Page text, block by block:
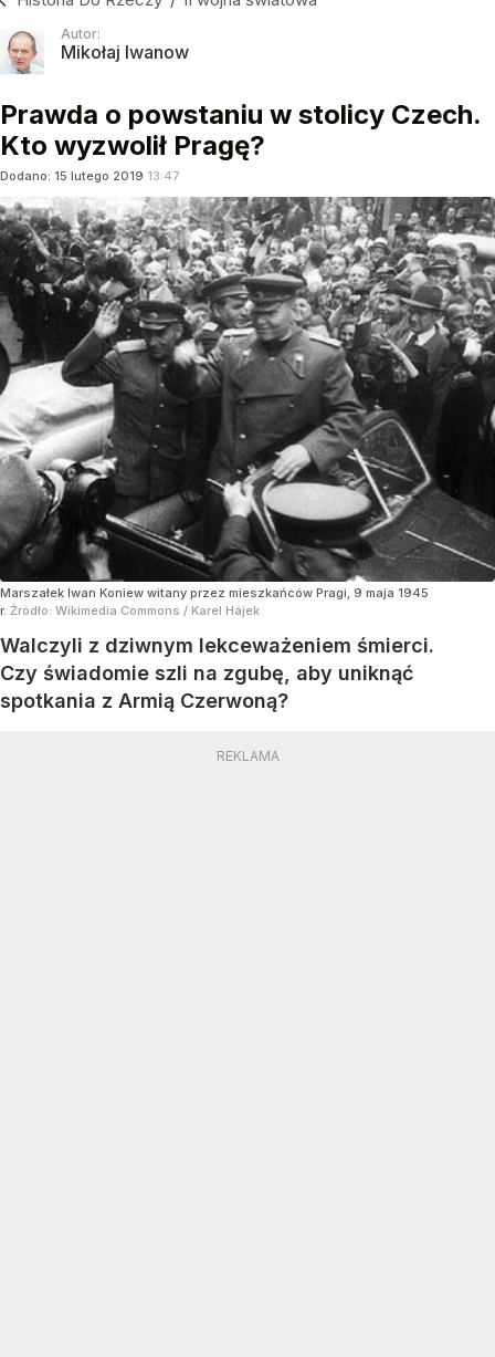
Autor:
Mikołaj Iwanow
Prawda o powstaniu w stolicy Czech.
Kto wyzwolił Pragę?
Dodano: 15 lutego 2019 13:47
Marszałek Iwan Koniew witany przez mieszkańców Pragi, 9 maja 1945
r. Źródło: Wikimedia Commons / Karel Hájek
Walczyli z dziwnym lekceważeniem śmierci.
Czy świadomie szli na zgubę, aby uniknąć
spotkania z Armią Czerwoną?